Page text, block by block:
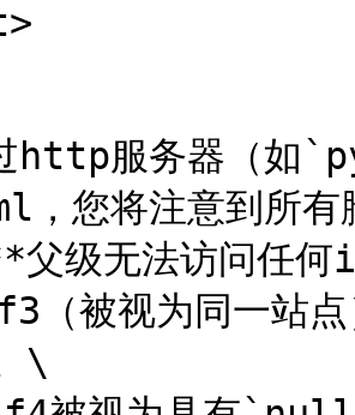
http服务器（
，您将注意到所有
父级无法访问
被视为同一站点
\